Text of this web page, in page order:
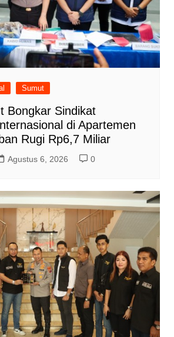
Sumut
Bongkar Sindikat
di Apartemen
Rugi Rp6,7 Miliar
Agustus 6, 2026 0